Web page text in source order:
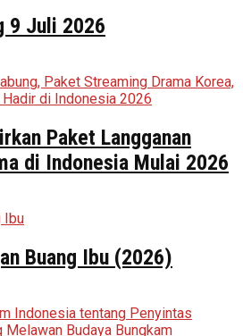
9 Juli 2026
Paket Langganan
di Indonesia Mulai 2026
Buang Ibu (2026)